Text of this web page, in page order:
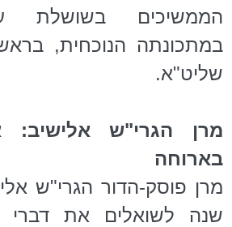
הממשיכים בשושלת
במתכונתה הנוכחית,
שליט"א.
מרן הגרי"ש אלישיב:
בארוחה
מרן פוסק-הדור הגרי"ש
שנה לשואלים את דברי